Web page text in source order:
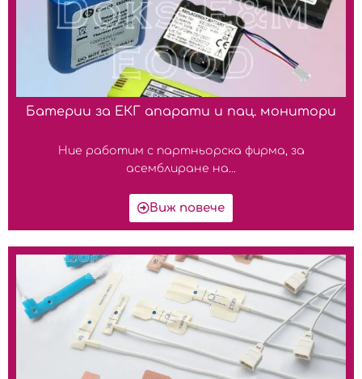
Батерии за ЕКГ апарати и пац. монитори
Ние работим с партньорска фирма, за
асемблиране на...
Виж повече